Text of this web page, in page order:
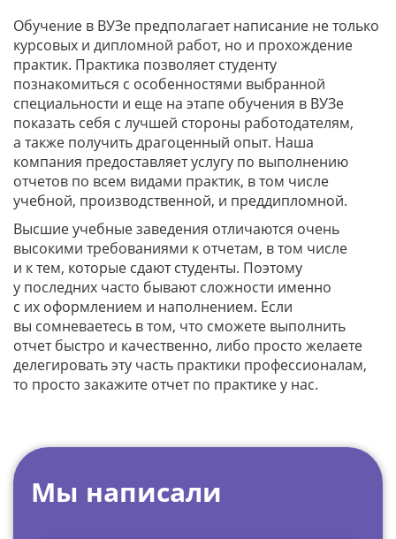
Обучение в ВУЗе предполагает написание не только
курсовых и дипломной работ, но и прохождение
практик. Практика позволяет студенту
познакомиться с особенностями выбранной
специальности и еще на этапе обучения в ВУЗе
показать себя с лучшей стороны работодателям,
а также получить драгоценный опыт. Наша
компания предоставляет услугу по выполнению
отчетов по всем видами практик, в том числе
учебной, производственной, и преддипломной.
Высшие учебные заведения отличаются очень
высокими требованиями к отчетам, в том числе
и к тем, которые сдают студенты. Поэтому
у последних часто бывают сложности именно
с их оформлением и наполнением. Если
вы сомневаетесь в том, что сможете выполнить
отчет быстро и качественно, либо просто желаете
делегировать эту часть практики профессионалам,
то просто закажите отчет по практике у нас.
Мы написали